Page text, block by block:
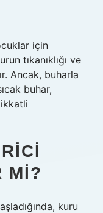
için
tıkanıklığı ve
Ancak, buharla
buhar,
MI?
kuru